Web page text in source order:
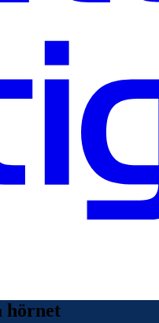
hörnet